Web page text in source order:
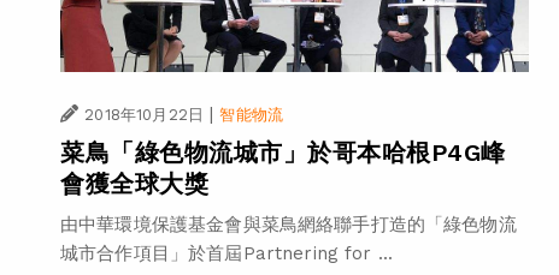
2018年10月22日 | 智能物流
菜鳥「綠色物流城市」於哥本哈根P4G峰
會獲全球大獎
由中華環境保護基金會與菜鳥網絡聯手打造的「綠色物流
城市合作項目」於首屆Partnering for ...